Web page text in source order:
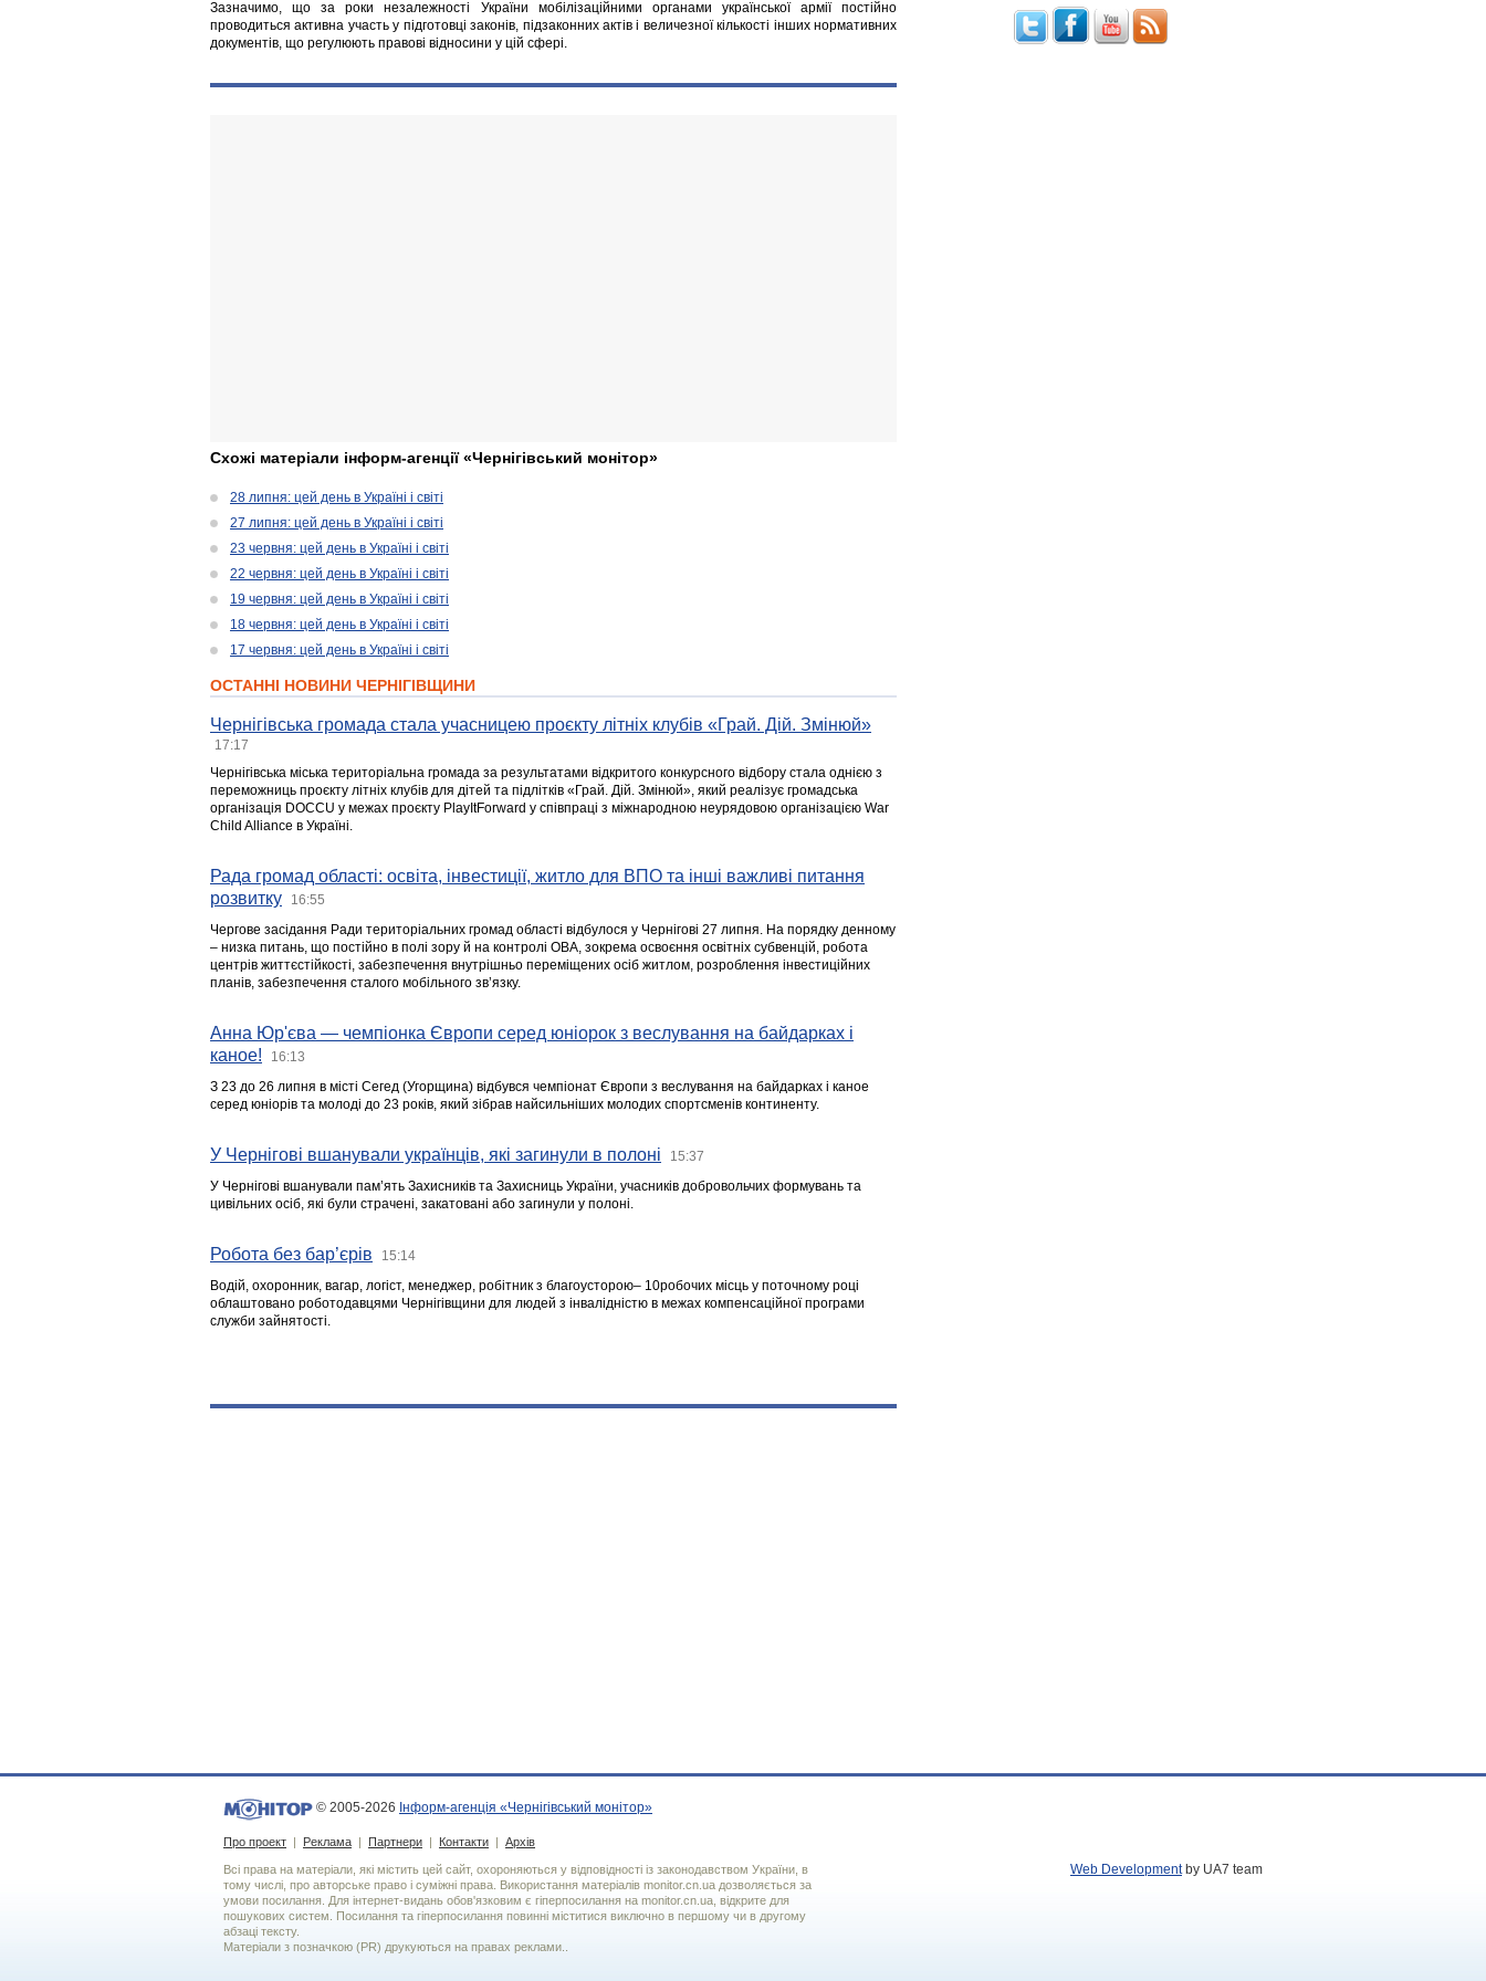
Зазначимо, що за роки незалежності України мобілізаційними органами української армії постійно
проводиться активна участь у підготовці законів, підзаконних актів і величезної кількості інших нормативних
документів, що регулюють правові відносини у цій сфері.
Схожі матеріали інформ-агенції «Чернігівський монітор»
28 липня: цей день в Україні і світі
27 липня: цей день в Україні і світі
23 червня: цей день в Україні і світі
22 червня: цей день в Україні і світі
19 червня: цей день в Україні і світі
18 червня: цей день в Україні і світі
17 червня: цей день в Україні і світі
ОСТАННІ НОВИНИ ЧЕРНІГІВЩИНИ
Чернігівська громада стала учасницею проєкту літніх клубів «Грай. Дій. Змінюй»
17:17
Чернігівська міська територіальна громада за результатами відкритого конкурсного відбору стала однією з
переможниць проєкту літніх клубів для дітей та підлітків «Грай. Дій. Змінюй», який реалізує громадська
організація DOCCU у межах проєкту PlayItForward у співпраці з міжнародною неурядовою організацією War
Child Alliance в Україні.
Рада громад області: освіта, інвестиції, житло для ВПО та інші важливі питання
розвитку
16:55
Чергове засідання Ради територіальних громад області відбулося у Чернігові 27 липня. На порядку денному
– низка питань, що постійно в полі зору й на контролі ОВА, зокрема освоєння освітніх субвенцій, робота
центрів життєстійкості, забезпечення внутрішньо переміщених осіб житлом, розроблення інвестиційних
планів, забезпечення сталого мобільного зв’язку.
Анна Юр'єва — чемпіонка Європи серед юніорок з веслування на байдарках і
каное!
16:13
З 23 до 26 липня в місті Сегед (Угорщина) відбувся чемпіонат Європи з веслування на байдарках і каное
серед юніорів та молоді до 23 років, який зібрав найсильніших молодих спортсменів континенту.
У Чернігові вшанували українців, які загинули в полоні 15:37
У Чернігові вшанували пам’ять Захисників та Захисниць України, учасників добровольчих формувань та
цивільних осіб, які були страчені, закатовані або загинули у полоні.
Робота без бар’єрів 15:14
Водій, охоронник, вагар, логіст, менеджер, робітник з благоусторою– 10робочих місць у поточному році
облаштовано роботодавцями Чернігівщини для людей з інвалідністю в межах компенсаційної програми
служби зайнятості.
© 2005-2026 Інформ-агенція «Чернігівський монітор»
Про проект | Реклама | Партнери | Контакти | Архів
Всі права на матеріали, які містить цей сайт, охороняються у відповідності із законодавством України, в
тому числі, про авторське право і суміжні права. Використання матерiалiв monitor.cn.ua дозволяється за
умови посилання. Для iнтернет-видань обов'язковим є гiперпосилання на monitor.cn.ua, відкрите для
пошукових систем. Посилання та гіперпосилання повинні міститися виключно в першому чи в другому
абзаці тексту.
Матеріали з позначкою (PR) друкуються на правах реклами..
Web Developmentby UA7 team